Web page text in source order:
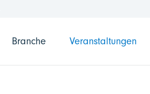
Branche Veranstaltungen